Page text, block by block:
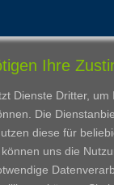
Standorte
Darmstadt
Frankfurt am Main
Gießen
Kassel
Wiesbaden
Fortbildungszentrum
Ihre
Dienste Dritter,
Die
diese für
uns die